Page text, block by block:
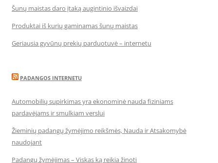
Šunų maistas daro įtaką augintinio išvaizdai
Produktai iš kurių gaminamas šunų maistas
Geriausia gyvūnų prekių parduotuvė – internetu
PADANGOS INTERNETU
Automobilių supirkimas yra ekonominė nauda fiziniams
pardavėjams ir smulkiam verslui
Žieminių padangų žymėjimo reikšmės, Nauda ir Atsakomybė
naudojant
Padangų žymėjimas – Viskas ką reikia žinoti